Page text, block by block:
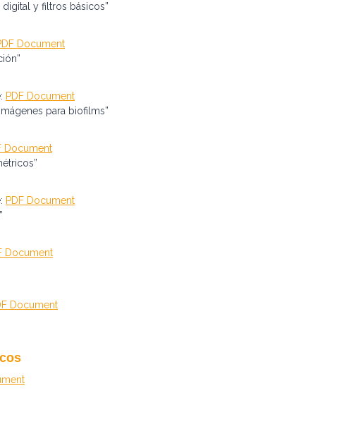
y filtros básicos”
Document
PDF Document
para biofilms”
Document
PDF Document
Document
Document